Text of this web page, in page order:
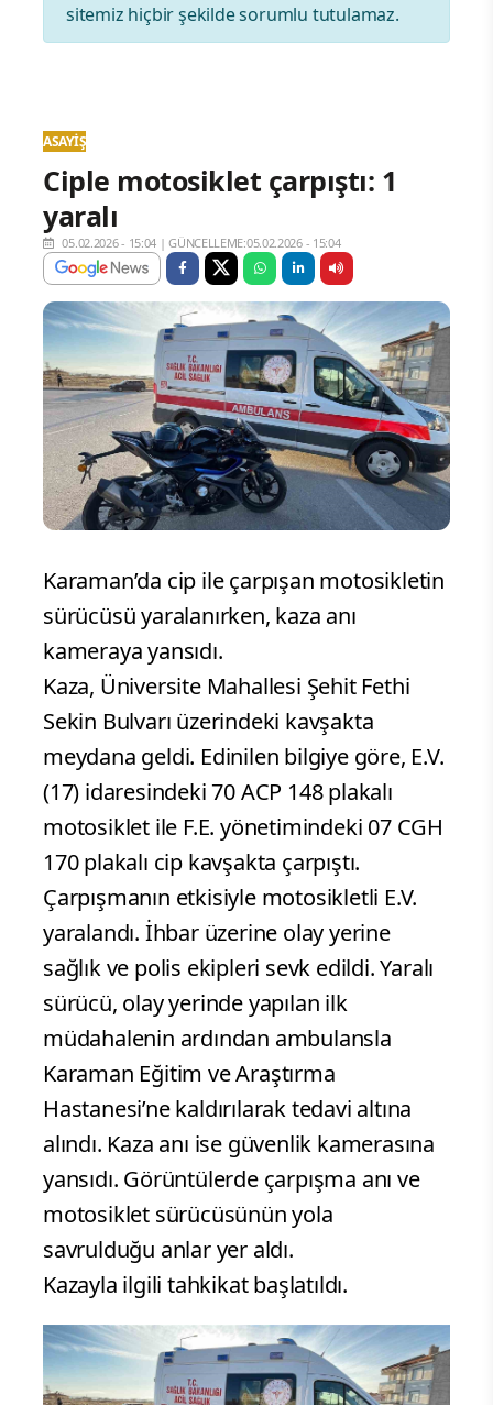
sitemiz hiçbir şekilde sorumlu tutulamaz.
ASAYIŞ
Ciple motosiklet çarpıştı: 1
yaralı
05.02.2026 - 15:04 |GÜNCELLEME:05.02.2026 - 15:04
Karaman’da cip ile çarpışan motosikletin
sürücüsü yaralanırken, kaza anı
kameraya yansıdı.
Kaza, Üniversite Mahallesi Şehit Fethi
Sekin Bulvarı üzerindeki kavşakta
meydana geldi. Edinilen bilgiye göre, E.V.
(17) idaresindeki 70 ACP 148 plakalı
motosiklet ile F.E. yönetimindeki 07 CGH
170 plakalı cip kavşakta çarpıştı.
Çarpışmanın etkisiyle motosikletli E.V.
yaralandı. İhbar üzerine olay yerine
sağlık ve polis ekipleri sevk edildi. Yaralı
sürücü, olay yerinde yapılan ilk
müdahalenin ardından ambulansla
Karaman Eğitim ve Araştırma
Hastanesi’ne kaldırılarak tedavi altına
alındı. Kaza anı ise güvenlik kamerasına
yansıdı. Görüntülerde çarpışma anı ve
motosiklet sürücüsünün yola
savrulduğu anlar yer aldı.
Kazayla ilgili tahkikat başlatıldı.